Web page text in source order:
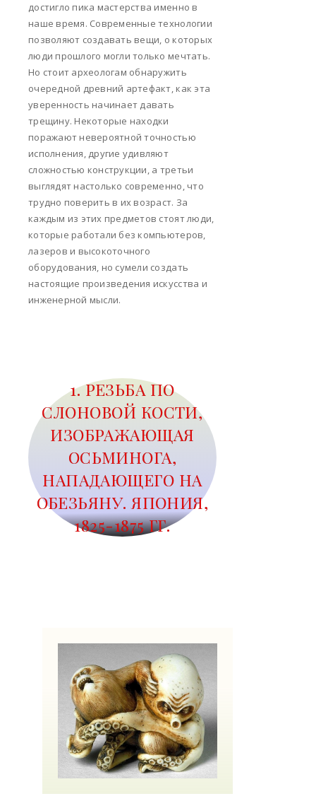
достигло пика мастерства именно в
наше время. Современные технологии
позволяют создавать вещи, о которых
люди прошлого могли только мечтать.
Но стоит археологам обнаружить
очередной древний артефакт, как эта
уверенность начинает давать
трещину. Некоторые находки
поражают невероятной точностью
исполнения, другие удивляют
сложностью конструкции, а третьи
выглядят настолько современно, что
трудно поверить в их возраст. За
каждым из этих предметов стоят люди,
которые работали без компьютеров,
лазеров и высокоточного
оборудования, но сумели создать
настоящие произведения искусства и
инженерной мысли.
1. РЕЗЬБА ПО
СЛОНОВОЙ КОСТИ,
ИЗОБРАЖАЮЩАЯ
ОСЬМИНОГА,
НАПАДАЮЩЕГО НА
ОБЕЗЬЯНУ. ЯПОНИЯ,
1825-1875 ГГ.